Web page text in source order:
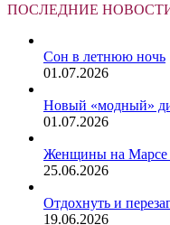
ПОСЛЕДНИЕ
Сон в летнюю ночь
01.07.2026
Новый «модный»
01.07.2026
Женщины на Марсе
25.06.2026
Отдохнуть и
19.06.2026